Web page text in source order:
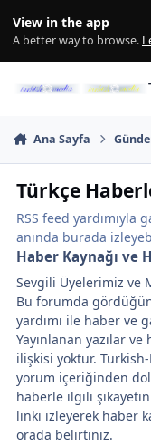
View in the app
A better way to browse.
Ana Sayfa
Türkçe
RSS feed yardımıyla
anında burada
Haber Kaynağı ve
Sevgili Üyelerimiz ve
Bu forumda
yardımı ile haber ve
Yayınlanan yazılar
ilişkisi yoktur.
yorum içeriğinden
haberle ilgili
linki izleyerek haber
orada belirtiniz.